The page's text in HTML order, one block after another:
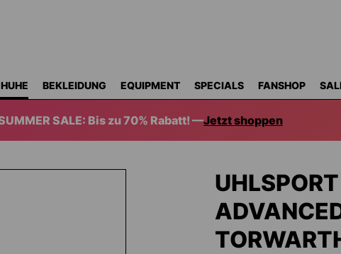
BEKLEIDUNG EQUIPMENT SPECIALS FANSHOP
SALE: Bis zu 70% Rabatt! —Jetzt shoppen